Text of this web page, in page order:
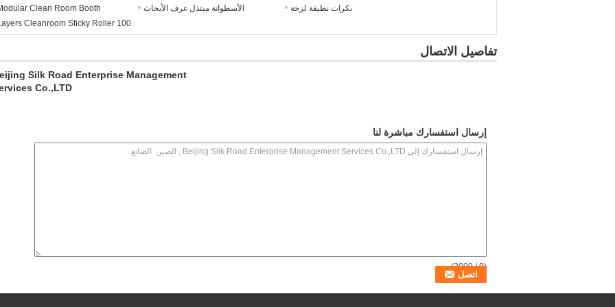
Clean Room Booth الأسطوانة مبتذل غرف الأبحاث
بكرات نظيفة لزجة
100 Layers Cleanroom Sticky Roller
تفاصيل الاتصال
Silk Road Enterprise Management
Co.,LTD
إرسال استفسارك مباشرة لنا
(
0
/ 3000)